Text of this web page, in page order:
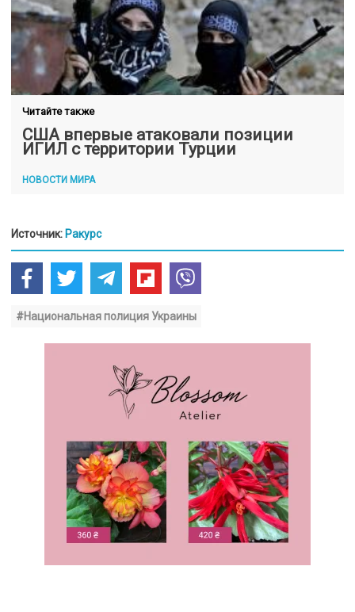
Читайте также
CША впервые атаковали позиции
ИГИЛ с территории Турции
НОВОСТИ МИРА
Источник: Ракурс
#Национальная полиция Украины